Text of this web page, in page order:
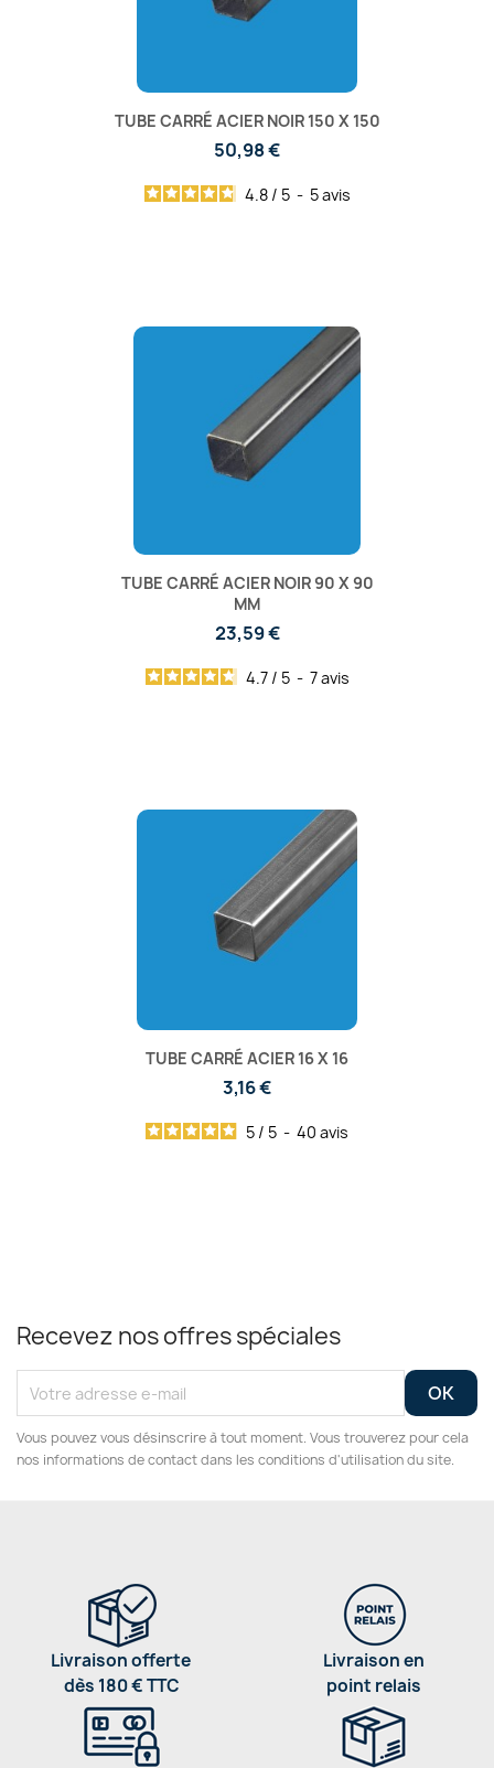
TUBE CARRÉ ACIER NOIR 150 X 150
50,98 €
4.8 / 5 - 5avis
TUBE CARRÉ ACIER NOIR 90 X 90
MM
23,59 €
4.7 / 5 - 7avis
TUBE CARRÉ ACIER 16 X 16
3,16 €
5 / 5 - 40 avis
Recevez nos offres spéciales
Vous pouvez vous désinscrire à tout moment. Vous trouverez pour cela
nos informations de contact dans les conditions d'utilisation du site.
Livraison offerte
dès 180 € TTC
Livraison en
point relais